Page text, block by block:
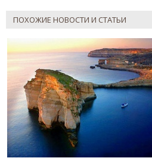
ПОХОЖИЕ НОВОСТИ И СТАТЬИ